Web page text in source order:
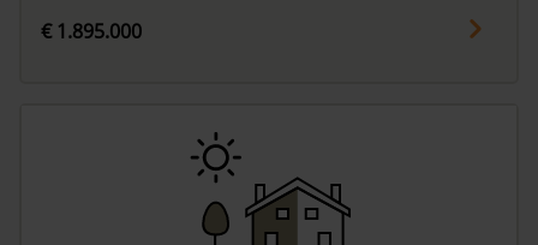
€ 1.895.000